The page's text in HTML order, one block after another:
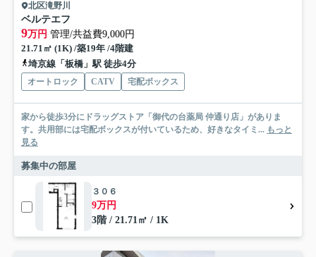
北区滝野川
ベルテエフ
9万円 管理/共益費9,000円
21.71㎡ (1K) /築19年 /4階建
埼京線「板橋」駅 徒歩4分
オートロック CATV 宅配ボックス
家から徒歩3分にドラッグストア「御代の台薬局 仲通り店」がありま
す。共用部には宅配ボックスが付いているため、好きなタイミ... もっと
見る
募集中の部屋
３０６
9万円
3階 / 21.71㎡ / 1K